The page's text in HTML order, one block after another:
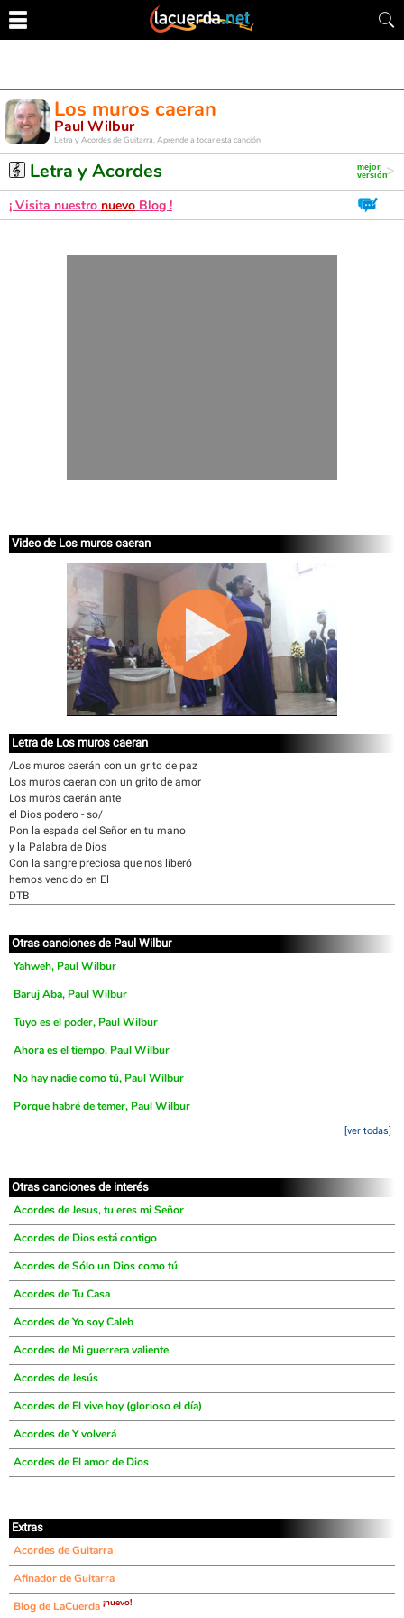
Los muros caeran
Paul Wilbur
Letra y Acordes de Guitarra. Aprende a tocar esta canción
Letra y Acordes
¡ Visita nuestro nuevo Blog !
Video de Los muros caeran
Letra de Los muros caeran
/Los muros caerán con un grito de paz
Los muros caeran con un grito de amor
Los muros caerán ante
el Dios podero - so/
Pon la espada del Señor en tu mano
y la Palabra de Dios
Con la sangre preciosa que nos liberó
hemos vencido en El
DTB
Otras canciones de Paul Wilbur
Yahweh, Paul Wilbur
Baruj Aba, Paul Wilbur
Tuyo es el poder, Paul Wilbur
Ahora es el tiempo, Paul Wilbur
No hay nadie como tú, Paul Wilbur
Porque habré de temer, Paul Wilbur
[ver todas]
Otras canciones de interés
Acordes de Jesus, tu eres mi Señor
Acordes de Dios está contigo
Acordes de Sólo un Dios como tú
Acordes de Tu Casa
Acordes de Yo soy Caleb
Acordes de Mi guerrera valiente
Acordes de Jesús
Acordes de El vive hoy (glorioso el día)
Acordes de Y volverá
Acordes de El amor de Dios
Extras
Acordes de Guitarra
Afinador de Guitarra
Blog de LaCuerda ¡nuevo!